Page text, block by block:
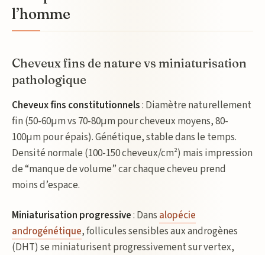
l’homme
Cheveux fins de nature vs miniaturisation
pathologique
Cheveux fins constitutionnels: Diamètre naturellement
fin (50-60μm vs 70-80μm pour cheveux moyens, 80-
100μm pour épais). Génétique, stable dans le temps.
Densité normale (100-150 cheveux/cm²) mais impression
de “manque de volume” car chaque cheveu prend
moins d’espace.
Miniaturisation progressive: Dans alopécie
androgénétique, follicules sensibles aux androgènes
(DHT) se miniaturisent progressivement sur vertex,